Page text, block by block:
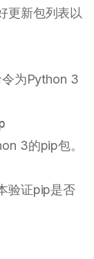
更新包列表以
令为Python 3
3的pip包。
验证pip是否